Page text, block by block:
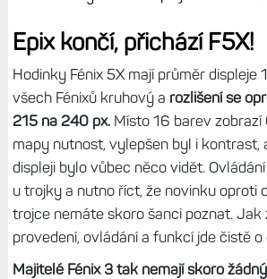
Epix končí, přichází F5X!
Hodinky Fénix 5X mají průměr displeje
všech Fénixů kruhový a rozlišení se
215 na 240 px.Místo 16 barev zobrazí
mapy nutnost, vylepšen byl i kontrast,
displeji bylo vůbec něco vidět.
u trojky a nutno říct, že novinku oproti
trojce nemáte skoro šanci poznat. Jak
provedení, ovládání a funkcí jde čistě o
Majitelé Fénix 3 tak nemají skoro